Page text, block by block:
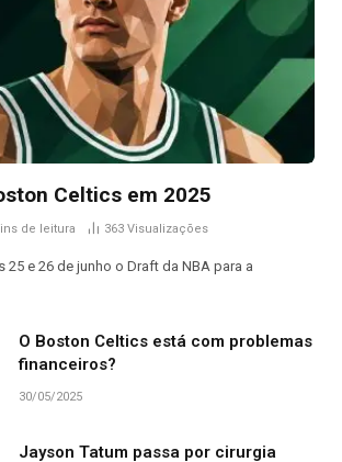
Celtics em 2025
de leitura 363 Visualizações
25 e 26 de junho o Draft da NBA para a
O Boston Celtics está com problemas
financeiros?
30/05/2025
Jayson Tatum passa por cirurgia